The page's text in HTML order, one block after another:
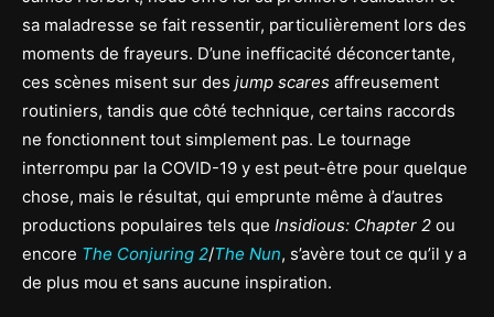
sa maladresse se fait ressentir, particulièrement lors des
moments de frayeurs. D’une inefficacité déconcertante,
ces scènes misent sur des jump scares affreusement
routiniers, tandis que côté technique, certains raccords
ne fonctionnent tout simplement pas. Le tournage
interrompu par la COVID-19 y est peut-être pour quelque
chose, mais le résultat, qui emprunte même à d’autres
productions populaires tels que Insidious: Chapter 2 ou
encore The Conjuring 2/The Nun, s’avère tout ce qu’il y a
de plus mou et sans aucune inspiration.